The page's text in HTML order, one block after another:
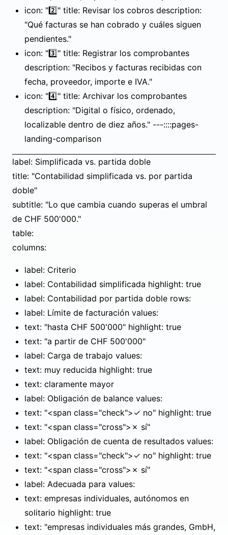
icon: "2️⃣" title: Revisar los cobros description:
"Qué facturas se han cobrado y cuáles siguen
pendientes."
icon: "3️⃣" title: Registrar los comprobantes
description: "Recibos y facturas recibidas con
fecha, proveedor, importe e IVA."
icon: "4️⃣" title: Archivar los comprobantes
description: "Digital o físico, ordenado,
localizable dentro de diez años." ---::::pages-
landing-comparison
label: Simplificada vs. partida doble
title: "Contabilidad simplificada vs. por partida
doble"
subtitle: "Lo que cambia cuando superas el umbral
de CHF 500'000."
table:
columns:
label: Criterio
label: Contabilidad simplificada highlight: true
label: Contabilidad por partida doble rows:
label: Límite de facturación values:
text: "hasta CHF 500'000" highlight: true
text: "a partir de CHF 500'000"
label: Carga de trabajo values:
text: muy reducida highlight: true
text: claramente mayor
label: Obligación de balance values:
text: "<span class="check">✓ no" highlight: true
text: "<span class="cross">✗ sí"
label: Obligación de cuenta de resultados values:
text: "<span class="check">✓ no" highlight: true
text: "<span class="cross">✗ sí"
label: Adecuada para values:
text: empresas individuales, autónomos en
solitario highlight: true
text: "empresas individuales más grandes, GmbH,